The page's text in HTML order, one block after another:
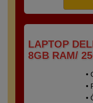
LAPTOP
8GB RAM/
•
•
•